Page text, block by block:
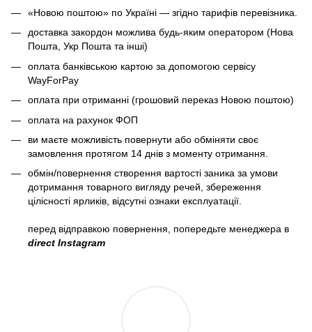
«Новою поштою» по Україні — згідно тарифів перевізника.
доставка закордон можлива будь-яким оператором (Нова
Пошта, Укр Пошта та інші)
оплата банківською картою за допомогою сервісу
WayForPay
оплата при отриманні (грошовий переказ Новою поштою)
оплата на рахунок ФОП
ви маєте можливість повернути або обміняти своє
замовлення протягом 14 днів з моменту отримання.
обмін/повернення створення вартості заника за умови
дотримання товарного вигляду речей, збереження
цілісності ярликів, відсутні ознаки експлуатації.
перед відправкою повернення, попередьте менеджера в
direct Instagram